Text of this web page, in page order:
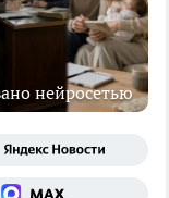
нейросетью